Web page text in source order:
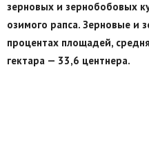
зерновых и зернобобовых
озимого рапса. Зерновые и
процентах площадей,
гектара — 33,6 центнера.